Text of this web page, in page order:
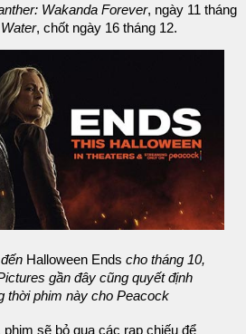
Wakanda Forever, ngày 11 tháng
, chốt ngày 16 tháng 12.
Halloween Ends cho tháng 10,
gần đây cũng quyết định
thời phim này cho Peacock
sẽ bỏ qua các rạp chiếu để